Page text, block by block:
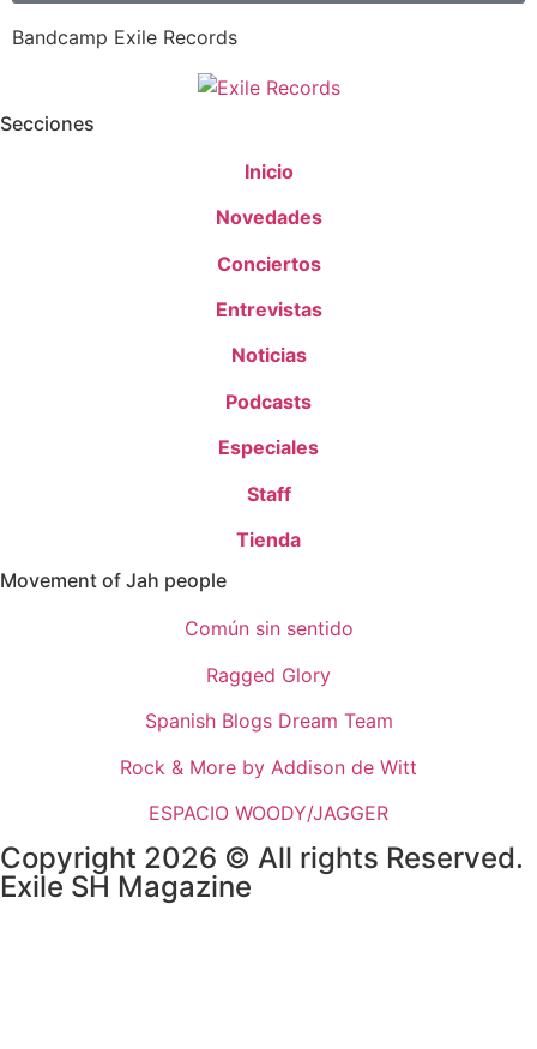
Bandcamp Exile Records
Secciones
Inicio
Novedades
Conciertos
Entrevistas
Noticias
Podcasts
Especiales
Staff
Tienda
Movement of Jah people
Común sin sentido
Ragged Glory
Spanish Blogs Dream Team
Rock & More by Addison de Witt
ESPACIO WOODY/JAGGER
Copyright 2026 © All rights Reserved.
Exile SH Magazine